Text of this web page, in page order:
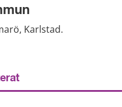
Karlstad.